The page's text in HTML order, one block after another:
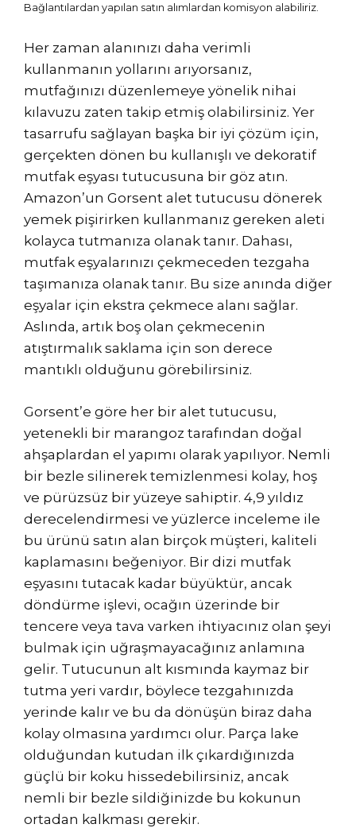
Bağlantılardan yapılan satın alımlardan komisyon alabiliriz.
Her zaman alanınızı daha verimli
kullanmanın yollarını arıyorsanız,
mutfağınızı düzenlemeye yönelik nihai
kılavuzu zaten takip etmiş olabilirsiniz. Yer
tasarrufu sağlayan başka bir iyi çözüm için,
gerçekten dönen bu kullanışlı ve dekoratif
mutfak eşyası tutucusuna bir göz atın.
Amazon’un Gorsent alet tutucusu dönerek
yemek pişirirken kullanmanız gereken aleti
kolayca tutmanıza olanak tanır. Dahası,
mutfak eşyalarınızı çekmeceden tezgaha
taşımanıza olanak tanır. Bu size anında diğer
eşyalar için ekstra çekmece alanı sağlar.
Aslında, artık boş olan çekmecenin
atıştırmalık saklama için son derece
mantıklı olduğunu görebilirsiniz.
Gorsent’e göre her bir alet tutucusu,
yetenekli bir marangoz tarafından doğal
ahşaplardan el yapımı olarak yapılıyor. Nemli
bir bezle silinerek temizlenmesi kolay, hoş
ve pürüzsüz bir yüzeye sahiptir. 4,9 yıldız
derecelendirmesi ve yüzlerce inceleme ile
bu ürünü satın alan birçok müşteri, kaliteli
kaplamasını beğeniyor. Bir dizi mutfak
eşyasını tutacak kadar büyüktür, ancak
döndürme işlevi, ocağın üzerinde bir
tencere veya tava varken ihtiyacınız olan şeyi
bulmak için uğraşmayacağınız anlamına
gelir. Tutucunun alt kısmında kaymaz bir
tutma yeri vardır, böylece tezgahınızda
yerinde kalır ve bu da dönüşün biraz daha
kolay olmasına yardımcı olur. Parça lake
olduğundan kutudan ilk çıkardığınızda
güçlü bir koku hissedebilirsiniz, ancak
nemli bir bezle sildiğinizde bu kokunun
ortadan kalkması gerekir.